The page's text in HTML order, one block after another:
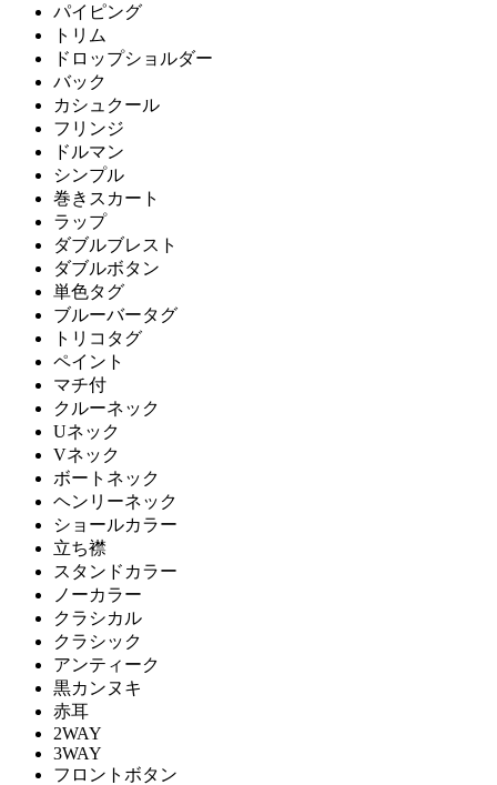
パイピング
トリム
ドロップショルダー
バック
カシュクール
フリンジ
ドルマン
シンプル
巻きスカート
ラップ
ダブルブレスト
ダブルボタン
単色タグ
ブルーバータグ
トリコタグ
ペイント
マチ付
クルーネック
Uネック
Vネック
ボートネック
ヘンリーネック
ショールカラー
立ち襟
スタンドカラー
ノーカラー
クラシカル
クラシック
アンティーク
黒カンヌキ
赤耳
2WAY
3WAY
フロントボタン